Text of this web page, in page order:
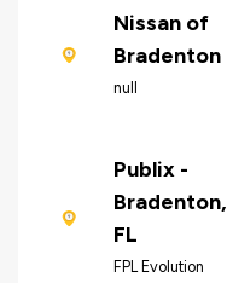
Nissan of
Bradenton
null
Publix -
Bradenton,
FL
FPL Evolution